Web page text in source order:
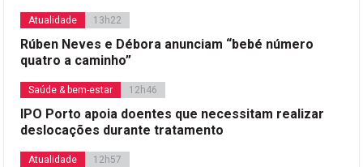
Atualidade 13h22
Rúben Neves e Débora anunciam “bebé número
quatro a caminho”
Saúde & bem-estar 12h46
IPO Porto apoia doentes que necessitam realizar
deslocações durante tratamento
Atualidade 12h57